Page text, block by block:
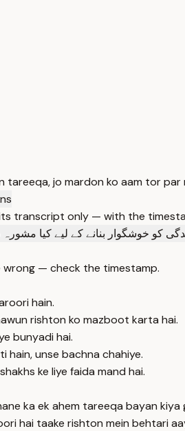
tareeqa, jo mardon ko aam tor
transcript only — with the
کو خوشگوار بنانے کے لیے کیا مشورہ
— check the timestamp.
hain.
rishton ko mazboot karta hai.
bunyadi hai.
hain, unse bachna chahiye.
ke liye faida mand hai.
ka ek ahem tareeqa bayan
hai taake rishton mein behtari